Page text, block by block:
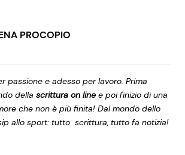
PROCOPIO
passione e adesso per lavoro. Prima
della scrittura on line e poi l'inizio di una
che non è più finita! Dal mondo dello
allo sport: tutto scrittura, tutto fa notizia!